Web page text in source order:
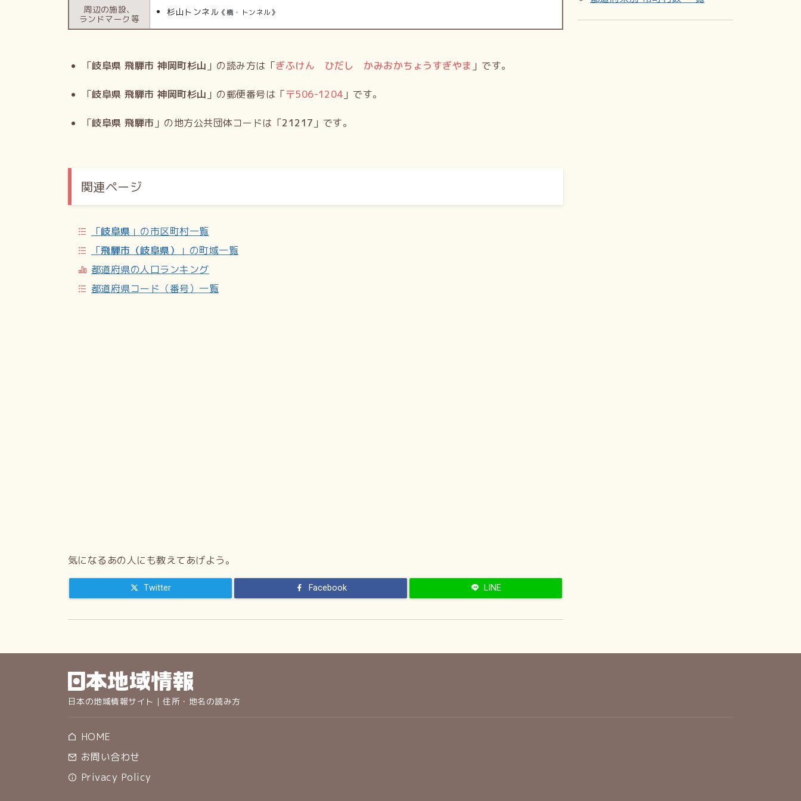
周辺の施設、
ランドマーク等
杉山トンネル 《橋・トンネル》
「岐阜県 飛騨市 神岡町杉山 」の読み方は「ぎふけん ひだし かみおかちょうすぎやま 」です。
「岐阜県 飛騨市 神岡町杉山 」の郵便番号は「〒506-1204 」です。
「岐阜県 飛騨市 」の地方公共団体コードは「21217 」です。
関連ページ
「岐阜県 」の市区町村一覧
「飛騨市（岐阜県）
」の町域一覧
都道府県の人口ランキング
都道府県コード（番号）一覧
気になるあの人にも教えてあげよう。
Twitter Facebook LINE
日本の地域情報サイト｜住所・地名の読み方
HOME
お問い合わせ
Privacy Policy